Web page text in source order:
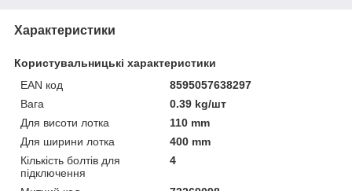
Характеристики
Користувальницькі характеристики
EAN код
8595057638297
Вага
0.39 kg/шт
Для висоти лотка
110 mm
Для ширини лотка
400 mm
Кількість болтів для
підключення
4